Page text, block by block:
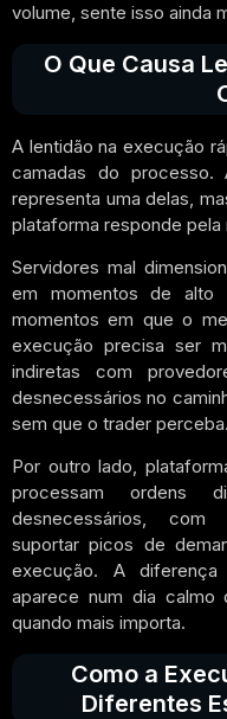
volume, sente isso ainda
O Que Causa
A lentidão na execução
camadas do
representa uma delas,
plataforma responde
Servidores mal
em momentos de alto
momentos em que o
execução precisa ser
indiretas com
desnecessários no
sem que o trader perceba.
Por outro lado,
processam ordens
desnecessários, com
suportar picos de
execução. A
aparece num dia calmo
quando mais importa.
Como a
Diferentes